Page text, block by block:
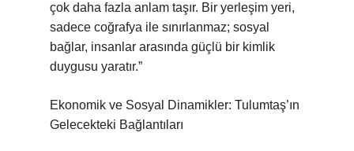
çok daha fazla anlam taşır. Bir yerleşim yeri,
sadece coğrafya ile sınırlanmaz; sosyal
bağlar, insanlar arasında güçlü bir kimlik
duygusu yaratır.”
Ekonomik ve Sosyal Dinamikler: Tulumtaş’ın
Gelecekteki Bağlantıları